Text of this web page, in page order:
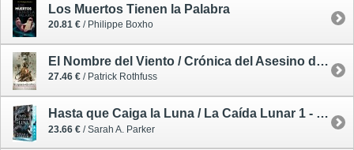
Los Muertos Tienen la Palabra
20.81 € / Philippe Boxho
El Nombre del Viento / Crónica del Asesino de Reyes 1 - tapa dura - edición 10 aniversario ilustrada
27.46 € / Patrick Rothfuss
Hasta que Caiga la Luna / La Caída Lunar 1 - tapa dura - primera edición limitada
23.66 € / Sarah A. Parker